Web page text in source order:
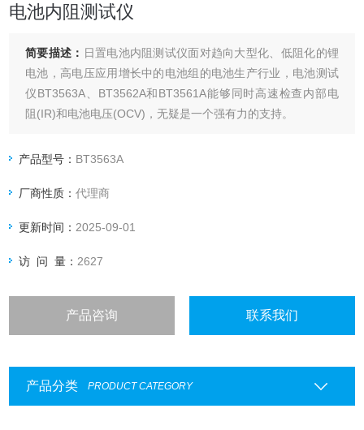
电池内阻测试仪
简要描述： 日置电池内阻测试仪面对趋向大型化、低阻化的锂
电池，高电压应用增长中的电池组的电池生产行业，电池测试
仪BT3563A、BT3562A和BT3561A能够同时高速检查内部电
阻(IR)和电池电压(OCV)，无疑是一个强有力的支持。
产品型号： BT3563A
厂商性质：代理商
更新时间： 2025-09-01
访 问 量： 2627
产品咨询 联系我们
产品分类 PRODUCT CATEGORY